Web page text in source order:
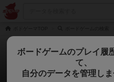
ウノ：ド
拡張/関連
ボードゲームのプレイ履
て、
自分のデータを管理し